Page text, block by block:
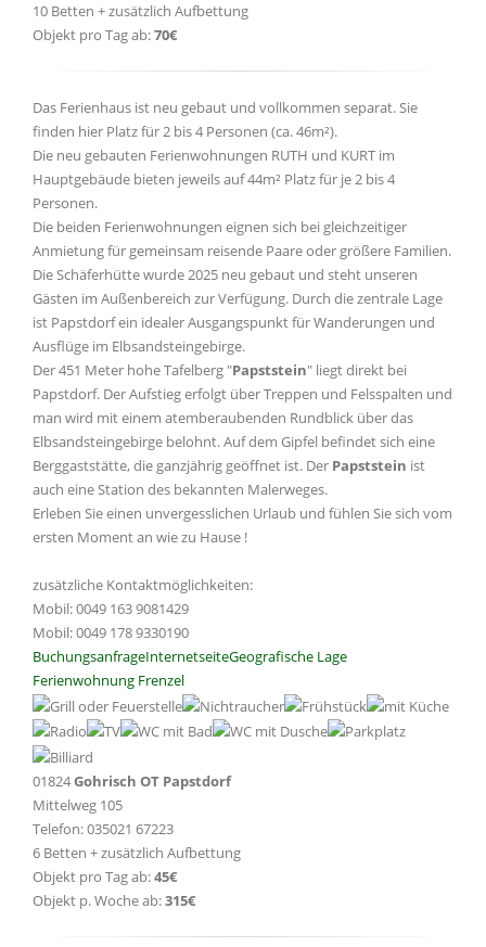
10 Betten + zusätzlich Aufbettung
Objekt pro Tag ab:70€
Das Ferienhaus ist neu gebaut und vollkommen separat. Sie
finden hier Platz für 2 bis 4 Personen (ca. 46m²).
Die neu gebauten Ferienwohnungen RUTH und KURT im
Hauptgebäude bieten jeweils auf 44m² Platz für je 2 bis 4
Personen.
Die beiden Ferienwohnungen eignen sich bei gleichzeitiger
Anmietung für gemeinsam reisende Paare oder größere Familien.
Die Schäferhütte wurde 2025 neu gebaut und steht unseren
Gästen im Außenbereich zur Verfügung. Durch die zentrale Lage
ist Papstdorf ein idealer Ausgangspunkt für Wanderungen und
Ausflüge im Elbsandsteingebirge.
Der 451 Meter hohe Tafelberg "Papststein" liegt direkt bei
Papstdorf. Der Aufstieg erfolgt über Treppen und Felsspalten und
man wird mit einem atemberaubenden Rundblick über das
Elbsandsteingebirge belohnt. Auf dem Gipfel befindet sich eine
Berggaststätte, die ganzjährig geöffnet ist. Der Papststein ist
auch eine Station des bekannten Malerweges.
Erleben Sie einen unvergesslichen Urlaub und fühlen Sie sich vom
ersten Moment an wie zu Hause !
zusätzliche Kontaktmöglichkeiten:
Mobil: 0049 163 9081429
Mobil: 0049 178 9330190
BuchungsanfrageInternetseiteGeografische Lage
Ferienwohnung Frenzel
01824Gohrisch OT Papstdorf
Mittelweg 105
Telefon: 035021 67223
6 Betten + zusätzlich Aufbettung
Objekt pro Tag ab:45€
Objekt p. Woche ab:315€